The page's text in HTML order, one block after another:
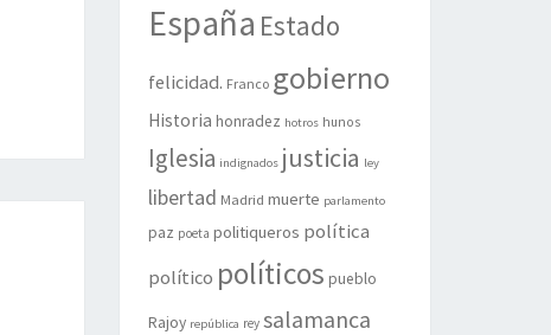
España Estado
felicidad. Franco gobierno
Historia honradez hotros hunos
Iglesia indignados justicia ley
libertad Madrid muerte parlamento
paz poeta politiqueros política
político políticos pueblo
Rajoy república rey salamanca